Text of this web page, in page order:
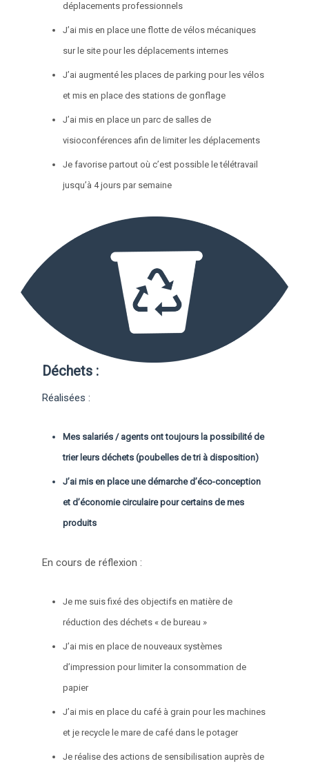
déplacements professionnels
J’ai mis en place une flotte de vélos mécaniques
sur le site pour les déplacements internes
J’ai augmenté les places de parking pour les vélos
et mis en place des stations de gonflage
J’ai mis en place un parc de salles de
visioconférences afin de limiter les déplacements
Je favorise partout où c’est possible le télétravail
jusqu’à 4 jours par semaine
Déchets :
Réalisées :
Mes salariés / agents ont toujours la possibilité de
trier leurs déchets (poubelles de tri à disposition)
J’ai mis en place une démarche d’éco-conception
et d’économie circulaire pour certains de mes
produits
En cours de réflexion :
Je me suis fixé des objectifs en matière de
réduction des déchets « de bureau »
J’ai mis en place de nouveaux systèmes
d’impression pour limiter la consommation de
papier
J’ai mis en place du café à grain pour les machines
et je recycle le mare de café dans le potager
Je réalise des actions de sensibilisation auprès de